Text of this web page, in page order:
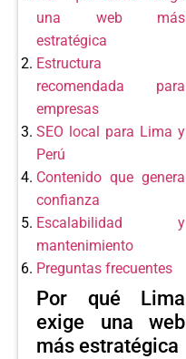
una web más
estratégica
Estructura
recomendada para
empresas
SEO local para Lima y
Perú
Contenido que genera
confianza
Escalabilidad y
mantenimiento
Preguntas frecuentes
Por qué Lima
exige una web
más estratégica